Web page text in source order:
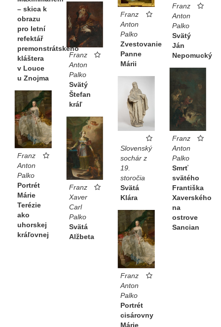
– skica k
obrazu
pro letní
refektář
premonstrátského
kláštera
v Louce
u Znojma
Franz
Anton
Palko
Svätý
Ján
Nepomucký
Franz
Anton
Palko
Zvestovanie
Panne
Márii
Franz
Anton
Palko
Svätý
Štefan
kráľ
Franz
Anton
Palko
Smrť
svätého
Františka
Xaverského
na
ostrove
Sancian
Slovenský
sochár z
19.
storočia
Svätá
Klára
Franz
Anton
Palko
Portrét
Márie
Terézie
ako
uhorskej
kráľovnej
Franz
Xaver
Carl
Palko
Svätá
Alžbeta
Franz
Anton
Palko
Portrét
cisárovny
Márie